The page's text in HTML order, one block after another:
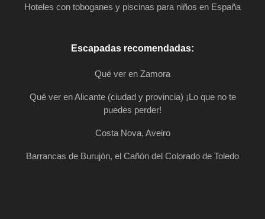
Hoteles con toboganes y piscinas para niños en España
Escapadas recomendadas:
Qué ver en Zamora
Qué ver en Alicante (ciudad y provincia) ¡Lo que no te
puedes perder!
Costa Nova, Aveiro
Barrancas de Burujón, el Cañón del Colorado de Toledo